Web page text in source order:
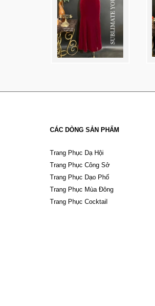
CÁC DÒNG SẢN PHẨM
Trang Phục Dạ Hội
Trang Phục Công Sở
Trang Phục Dạo Phố
Trang Phục Mùa Đông
Trang Phục Cocktail